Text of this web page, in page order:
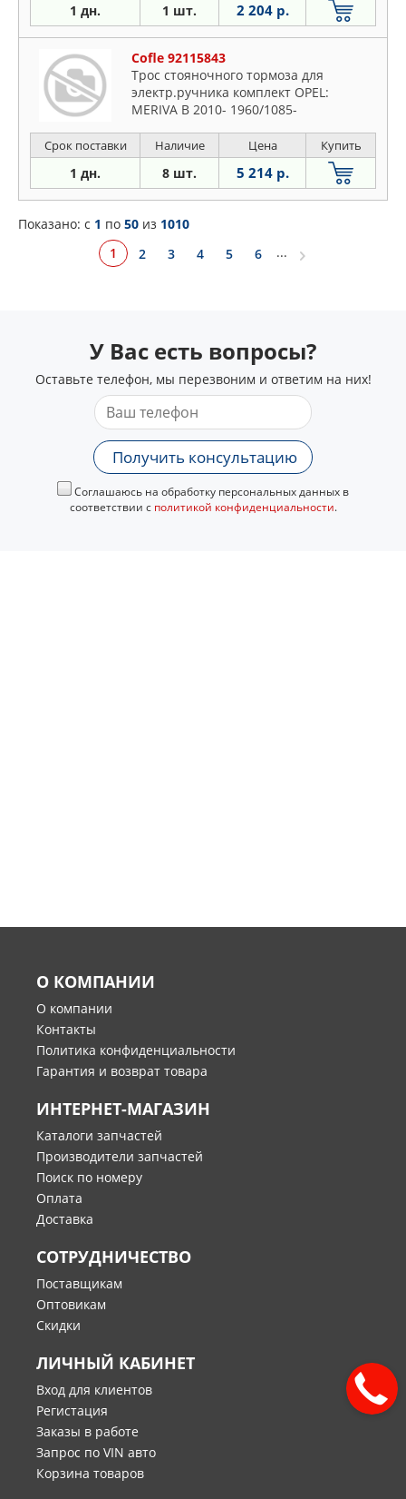
1 дн. 1 шт. 2 204 р.
Cofle 92115843
Трос стояночного тормоза для
электр.ручника комплект OPEL:
MERIVA B 2010- 1960/1085-
Срок поставки Наличие Цена Купить
1 дн. 8 шт. 5 214 р.
Показано: c 1 по 50 из 1010
1
2 3 4 5 6 ...
У Вас есть вопросы?
Оставьте телефон, мы перезвоним и ответим на них!
Получить консультацию
Соглашаюсь на обработку персональных данных в
соответствии с политикой конфиденциальности.
О КОМПАНИИ
О компании
Контакты
Политика конфиденциальности
Гарантия и возврат товара
ИНТЕРНЕТ-МАГАЗИН
Каталоги запчастей
Производители запчастей
Поиск по номеру
Оплата
Доставка
СОТРУДНИЧЕСТВО
Поставщикам
Оптовикам
Скидки
ЛИЧНЫЙ КАБИНЕТ
Вход для клиентов
Регистация
Заказы в работе
Запрос по VIN авто
Корзина товаров